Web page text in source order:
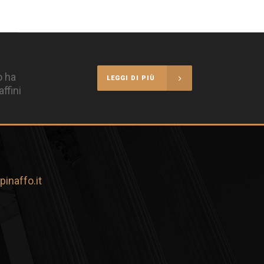
ha
LEGGI DI PIÙ